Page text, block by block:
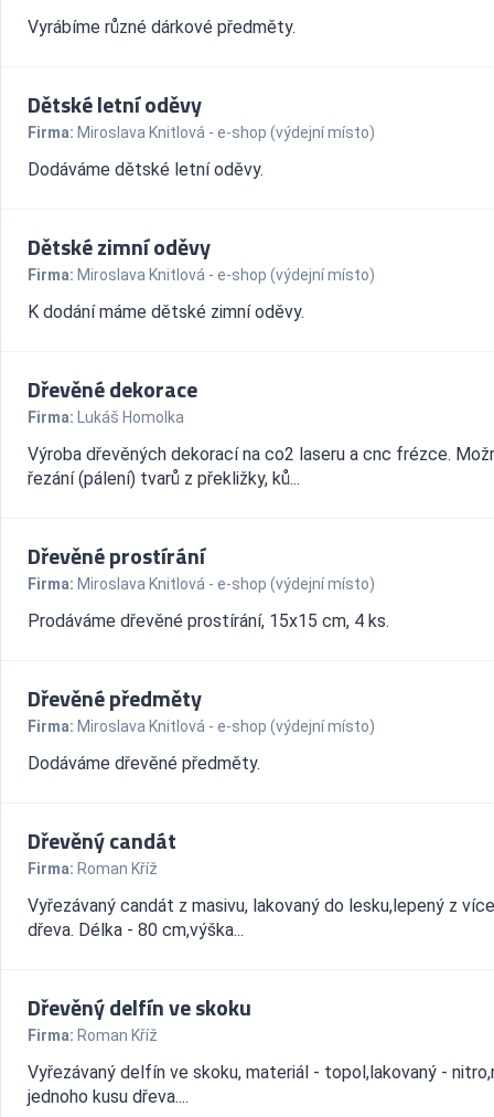
Vyrábíme různé dárkové předměty.
Dětské letní oděvy
Firma: Miroslava Knitlová - e-shop (výdejní místo)
Dodáváme dětské letní oděvy.
Dětské zimní oděvy
Firma: Miroslava Knitlová - e-shop (výdejní místo)
K dodání máme dětské zimní oděvy.
Dřevěné dekorace
Firma: Lukáš Homolka
Výroba dřevěných dekorací na co2 laseru a cnc frézce.
řezání (pálení) tvarů z překližky, ků...
Dřevěné prostírání
Firma: Miroslava Knitlová - e-shop (výdejní místo)
Prodáváme dřevěné prostírání, 15x15 cm, 4 ks.
Dřevěné předměty
Firma: Miroslava Knitlová - e-shop (výdejní místo)
Dodáváme dřevěné předměty.
Dřevěný candát
Firma: Roman Kříž
Vyřezávaný candát z masivu, lakovaný do lesku,lepený z
dřeva. Délka - 80 cm,výška...
Dřevěný delfín ve skoku
Firma: Roman Kříž
Vyřezávaný delfín ve skoku, materiál - topol,lakovaný -
jednoho kusu dřeva....